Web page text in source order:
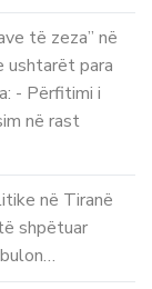
të zeza” në
ushtarët para
- Përfitimi i
në rast
në Tiranë
shpëtuar